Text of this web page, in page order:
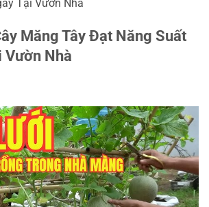
Tại Vườn Nhà
Măng Tây Đạt Năng Suất
Vườn Nhà